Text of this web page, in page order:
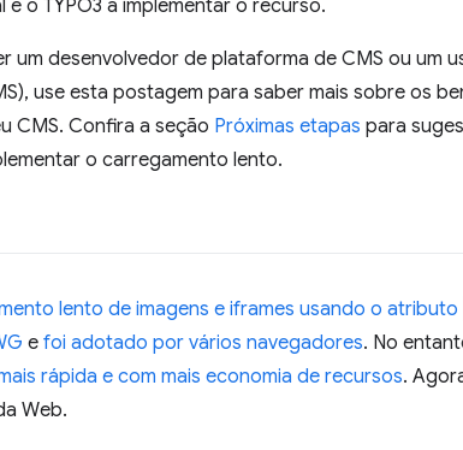
o TYPO3 a implementar o recurso.
um desenvolvedor de plataforma de CMS ou um
use esta postagem para saber mais sobre os
CMS. Confira a seção Próximas etapas para
o carregamento lento.
lento de imagens e iframes usando o atributo
e foi adotado por vários navegadores. No
rápida e com mais economia de recursos.
Web.